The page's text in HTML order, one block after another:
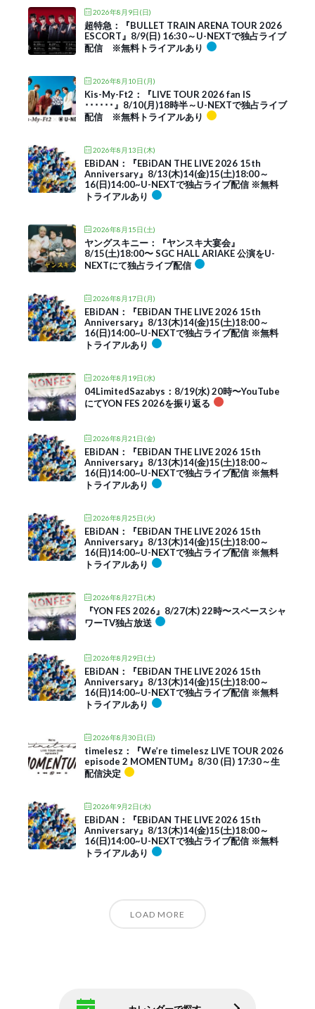
2026年8月9日(日)
超特急：『BULLET TRAIN ARENA TOUR 2026
ESCORT』8/9(日) 16:30～U-NEXTで独占ライブ
配信 ※無料トライアルあり
2026年8月10日(月)
Kis-My-Ft2：『LIVE TOUR 2026 fan IS
･･････』8/10(月)18時半～U-NEXTで独占ライブ
配信 ※無料トライアルあり
2026年8月13日(木)
EBiDAN：『EBiDAN THE LIVE 2026 15th
Anniversary』8/13(木)14(金)15(土)18:00～
16(日)14:00~U-NEXTで独占ライブ配信 ※無料
トライアルあり
2026年8月15日(土)
ヤングスキニー：『ヤンスキ大宴会』
8/15(土)18:00〜 SGC HALL ARIAKE 公演をU-
NEXTにて独占ライブ配信
2026年8月17日(月)
EBiDAN：『EBiDAN THE LIVE 2026 15th
Anniversary』8/13(木)14(金)15(土)18:00～
16(日)14:00~U-NEXTで独占ライブ配信 ※無料
トライアルあり
2026年8月19日(水)
04LimitedSazabys：8/19(水) 20時〜YouTube
にてYON FES 2026を振り返る
2026年8月21日(金)
EBiDAN：『EBiDAN THE LIVE 2026 15th
Anniversary』8/13(木)14(金)15(土)18:00～
16(日)14:00~U-NEXTで独占ライブ配信 ※無料
トライアルあり
2026年8月25日(火)
EBiDAN：『EBiDAN THE LIVE 2026 15th
Anniversary』8/13(木)14(金)15(土)18:00～
16(日)14:00~U-NEXTで独占ライブ配信 ※無料
トライアルあり
2026年8月27日(木)
『YON FES 2026』8/27(木) 22時〜スペースシャ
ワーTV独占放送
2026年8月29日(土)
EBiDAN：『EBiDAN THE LIVE 2026 15th
Anniversary』8/13(木)14(金)15(土)18:00～
16(日)14:00~U-NEXTで独占ライブ配信 ※無料
トライアルあり
2026年8月30日(日)
timelesz：『We’re timelesz LIVE TOUR 2026
episode 2 MOMENTUM』8/30 (日) 17:30～生
配信決定
2026年9月2日(水)
EBiDAN：『EBiDAN THE LIVE 2026 15th
Anniversary』8/13(木)14(金)15(土)18:00～
16(日)14:00~U-NEXTで独占ライブ配信 ※無料
トライアルあり
LOAD MORE